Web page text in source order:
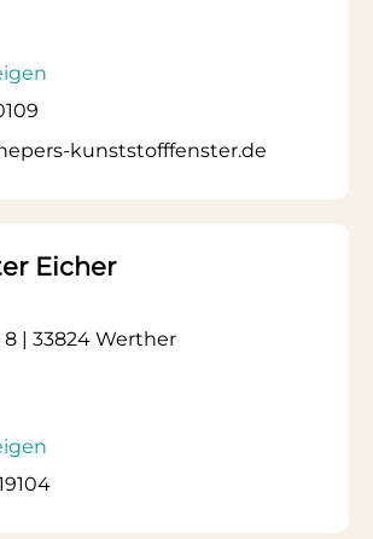
kunststofffenster.de
Eicher
| 33824 Werther